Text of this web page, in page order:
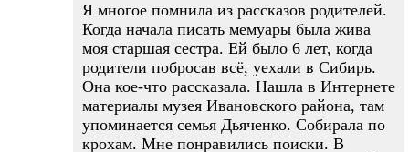
Я многое помнила из рассказов родителей.
Когда начала писать мемуары была жива
моя старшая сестра. Ей было 6 лет, когда
родители побросав всё, уехали в Сибирь.
Она кое-что рассказала. Нашла в Интернете
материалы музея Ивановского района, там
упоминается семья Дьяченко. Собирала по
крохам. Мне понравились поиски. В